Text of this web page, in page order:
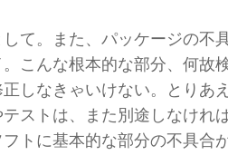
て。また、パッケージの不
こんな根本的な部分、何故
しなきゃいけない。とりあ
ストは、また別途しなけれ
トに基本的な部分の不具合